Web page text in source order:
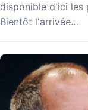
disponible d'ici les
Bientôt l'arrivée…